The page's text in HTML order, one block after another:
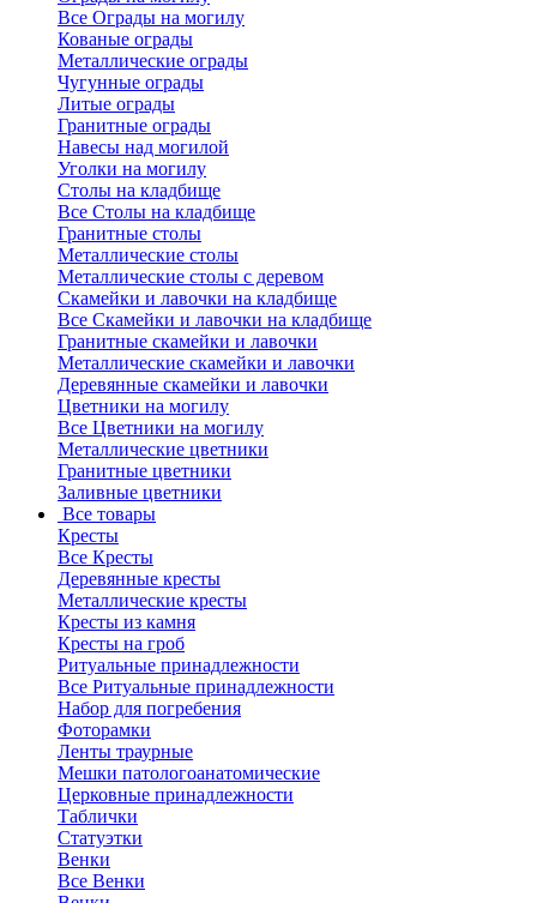
Все Ограды на могилу
Кованые ограды
Металлические ограды
Чугунные ограды
Литые ограды
Гранитные ограды
Навесы над могилой
Уголки на могилу
Столы на кладбище
Все Столы на кладбище
Гранитные столы
Металлические столы
Металлические столы с деревом
Скамейки и лавочки на кладбище
Все Скамейки и лавочки на кладбище
Гранитные скамейки и лавочки
Металлические скамейки и лавочки
Деревянные скамейки и лавочки
Цветники на могилу
Все Цветники на могилу
Металлические цветники
Гранитные цветники
Заливные цветники
Все товары
Кресты
Все Кресты
Деревянные кресты
Металлические кресты
Кресты из камня
Кресты на гроб
Ритуальные принадлежности
Все Ритуальные принадлежности
Набор для погребения
Фоторамки
Ленты траурные
Мешки патологоанатомические
Церковные принадлежности
Таблички
Статуэтки
Венки
Все Венки